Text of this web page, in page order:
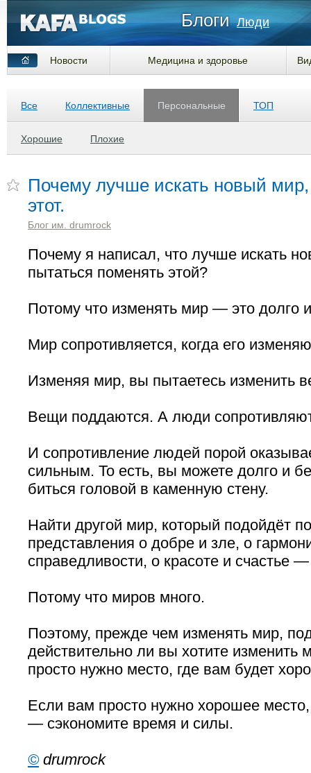
Блоги Люди
Новости Медицина и здоровье
Все Коллективные Персональные
Хорошие Плохие
ТОП
Почему лучше искать новый
этот.
Блог им. drumrock
Почему я написал, что лучше искать
пытаться поменять этой?
Потому что изменять мир — это долго
Мир сопротивляется, когда его
Изменяя мир, вы пытаетесь изменить
Вещи поддаются. А люди
И сопротивление людей порой
сильным. То есть, вы можете долго и
биться головой в каменную стену.
Найти другой мир, который подойдёт
представления о добре и зле, о
справедливости, о красоте и счастье
Потому что миров много.
Поэтому, прежде чем изменять мир,
действительно ли вы хотите изменить
просто нужно место, где вам будет
Если вам просто нужно хорошее
— сэкономите время и силы.
©drumrock